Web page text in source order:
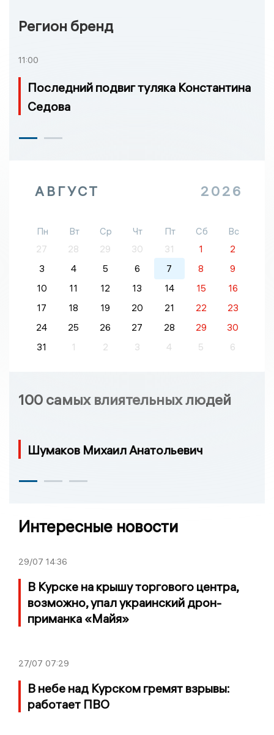
Регион бренд
11:00
Последний подвиг туляка Константина
Седова
АВГУСТ 2026
Пн Вт Ср Чт Пт Сб
Вс
27
28 29 30 31 1
2
3
4 5 6 7 8
9
10
11 12 13 14 15
16
17
18 19 20 21 22
23
24
25 26 27 28 29
30
31
1 2 3 4 5 6
100 самых влиятельных людей
Шумаков Михаил Анатольевич
Интересные новости
29/07 14:36
В Курске на крышу торгового центра,
возможно, упал украинский дрон-
приманка «Майя»
27/07 07:29
В небе над Курском гремят взрывы:
работает ПВО